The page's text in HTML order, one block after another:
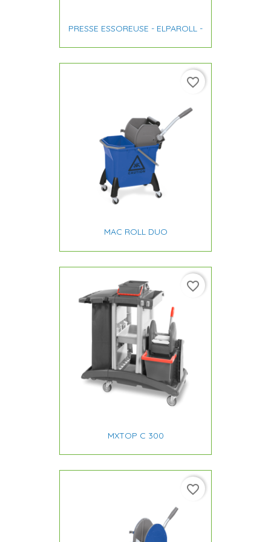
PRESSE ESSOREUSE - ELPAROLL -
MAC ROLL DUO
favorite_border
MXTOP C 300
favorite_border
favorite_border